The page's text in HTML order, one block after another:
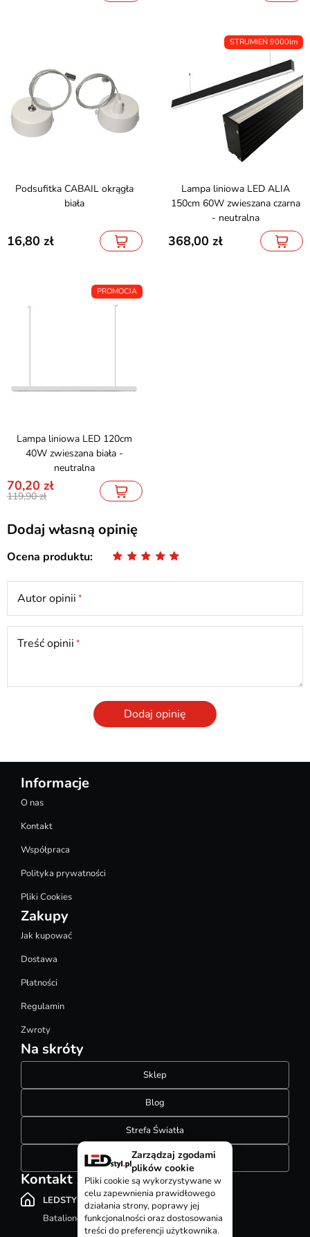
Podsufitka CABAIL okrągła
biała
16,80
STRUMIEŃ 9000lm
Lampa liniowa LED ALIA
150cm 60W zwieszana czarna
- neutralna
368,00
PROMOCJA
Lampa liniowa LED 120cm
40W zwieszana biała -
neutralna
70,20
119,90
Dodaj własną opinię
Ocena produktu
Autor opinii
Treść opinii
Dodaj opinię
Informacje
O nas
Kontakt
Współpraca
Polityka prywatności
Pliki Cookies
Zakupy
Jak kupować
Dostawa
Płatności
Regulamin
Zwroty
Na skróty
Sklep
Blog
Strefa Światła
Konfigurator szynoprzewodów
Kontakt
LEDSTYL.pl
Batalionów Chłopskich 12, 94-058 Łódź
Zarządzaj zgodami
plików cookie
Pliki cookie są wykorzystywane w
celu zapewnienia prawidłowego
działania strony, poprawy jej
funkcjonalności oraz dostosowania
treści do preferencji użytkownika.